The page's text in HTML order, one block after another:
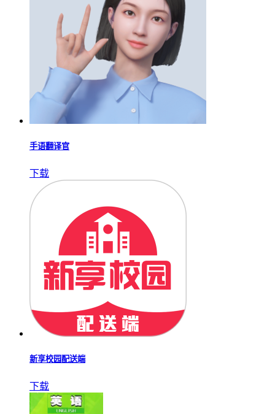
手语翻译官
下载
新享校园配送端
下载